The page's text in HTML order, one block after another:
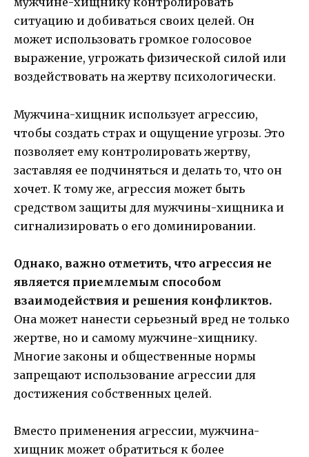
ситуацию и добиваться своих целей. Он
может использовать громкое голосовое
выражение, угрожать физической силой или
воздействовать на жертву психологически.
Мужчина-хищник использует агрессию,
чтобы создать страх и ощущение угрозы. Это
позволяет ему контролировать жертву,
заставляя ее подчиняться и делать то, что он
хочет. К тому же, агрессия может быть
средством защиты для мужчины-хищника и
сигнализировать о его доминировании.
Однако, важно отметить, что агрессия не
является приемлемым способом
взаимодействия и решения конфликтов.
Она может нанести серьезный вред не только
жертве, но и самому мужчине-хищнику.
Многие законы и общественные нормы
запрещают использование агрессии для
достижения собственных целей.
Вместо применения агрессии, мужчина-
хищник может обратиться к более